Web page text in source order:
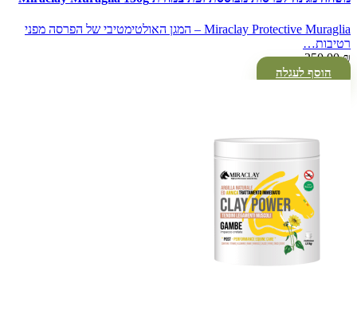
Miraclay Protective Muraglia – המגן האולטימטיבי של הפרסה מפני
רטיבות…
250.00₪
הוסף לעגלה